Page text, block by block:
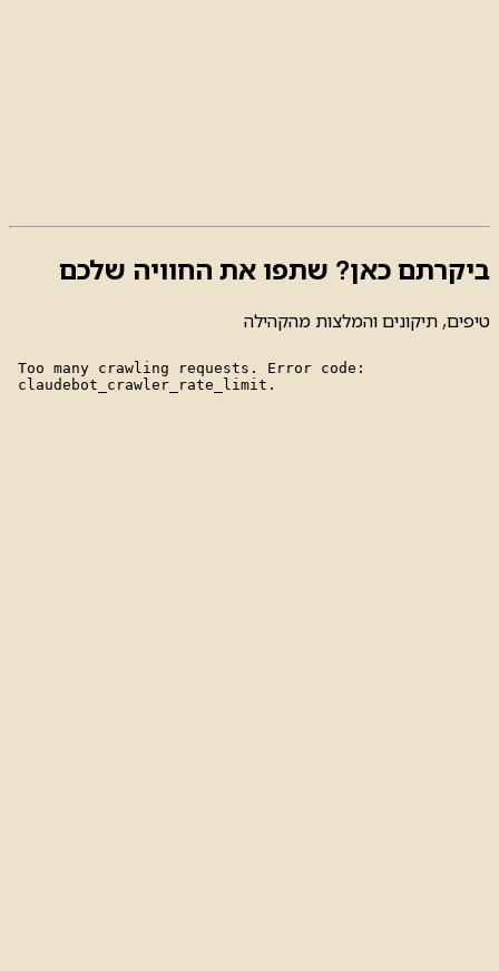
ביקרתם כאן? שתפו את החוויה שלכם
טיפים, תיקונים והמלצות מהקהילה